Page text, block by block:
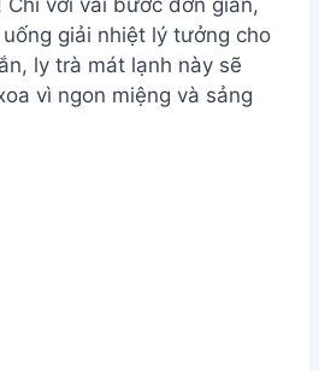
với vài bước đơn giản,
giải nhiệt lý tưởng cho
ly trà mát lạnh này sẽ
vì ngon miệng và sảng